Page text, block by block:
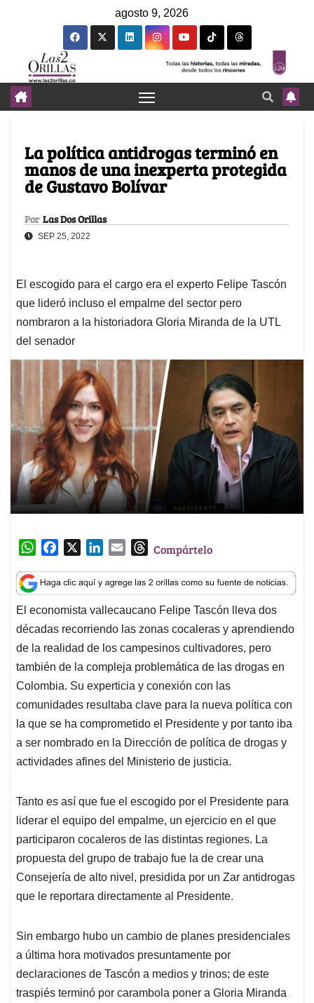
agosto 9, 2026
La política antidrogas terminó en
manos de una inexperta protegida
de Gustavo Bolívar
Por Las Dos Orillas
SEP 25, 2022
El escogido para el cargo era el experto Felipe Tascón
que lideró incluso el empalme del sector pero
nombraron a la historiadora Gloria Miranda de la UTL
del senador
W
a
t
s
A
p
p
c
e
b
o
o
k
n
k
e
d
I
n
a
i
l
T
r
e
a
d
s
Compártelo
El economista vallecaucano Felipe Tascón lleva dos
décadas recorriendo las zonas cocaleras y aprendiendo
de la realidad de los campesinos cultivadores, pero
también de la compleja problemática de las drogas en
Colombia. Su experticia y conexión con las
comunidades resultaba clave para la nueva política con
la que se ha comprometido el Presidente y por tanto iba
a ser nombrado en la Dirección de política de drogas y
actividades afines del Ministerio de justicia.
Tanto es así que fue el escogido por el Presidente para
liderar el equipo del empalme, un ejercicio en el que
participaron cocaleros de las distintas regiones. La
propuesta del grupo de trabajo fue la de crear una
Consejería de alto nivel, presidida por un Zar antidrogas
que le reportara directamente al Presidente.
Sin embargo hubo un cambio de planes presidenciales
a última hora motivados presuntamente por
declaraciones de Tascón a medios y trinos; de este
traspiés terminó por carambola poner a Gloria Miranda